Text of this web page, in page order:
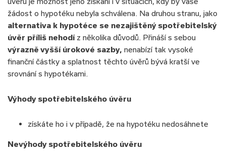
žádost o hypotéku nebyla schválena. Na druhou stranu, jako
alternativa k hypotéce se nezajištěný spotřebitelský
úvěr příliš nehodíz několika důvodů. Přináší s sebou
výrazně vyšší úrokové sazby, nenabízí tak vysoké
finanční částky a splatnost těchto úvěrů bývá kratší ve
srovnání s hypotékami.
Výhody spotřebitelského úvěru
získáte ho i v případě, že na hypotéku nedosáhnete
Nevýhody spotřebitelského úvěru